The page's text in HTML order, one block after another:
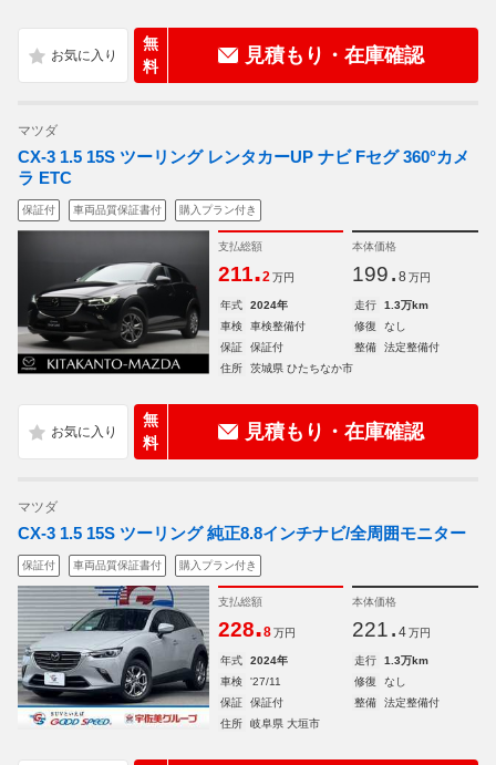
無
料
見積もり・在庫確認
マツダ
CX-3 1.5 15S ツーリング レンタカーUP ナビ Fセグ 360°カメ
ラ ETC
保証付 車両品質保証書付 購入プラン付き
支払総額
211.2 万円
本体価格
199. 8 万円
年式 2024年 走行
1.3万km
車検
車検整備付 修復
なし
保証
保証付 整備
法定整備付
住所
茨城県 ひたちなか市
無
料
見積もり・在庫確認
マツダ
CX-3 1.5 15S ツーリング 純正8.8インチナビ/全周囲モニター
保証付 車両品質保証書付 購入プラン付き
支払総額
228.8 万円
本体価格
221. 4 万円
年式 2024年 走行
1.3万km
車検
'27/11 修復
なし
保証
保証付 整備
法定整備付
住所
岐阜県 大垣市